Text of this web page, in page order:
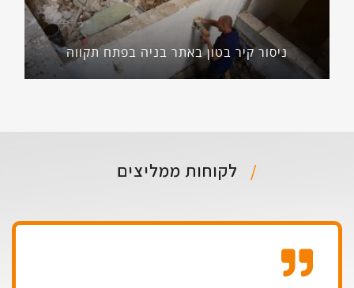
ניסור קיר בטון באתר בניה בפתח תקווה
לקוחות ממליצים